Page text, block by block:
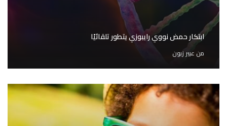
ابتكار حمض نووي رايبوزي يتطور تلقائيًا
من عبير زبون